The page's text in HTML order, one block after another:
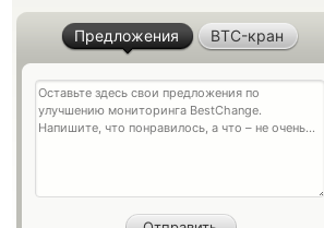
Предложения BTC-кран